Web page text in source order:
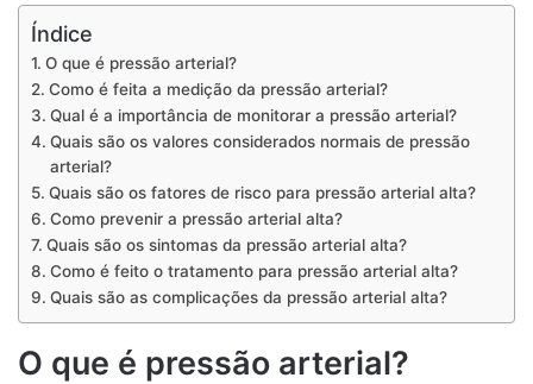
Índice
O que é pressão arterial?
Como é feita a medição da pressão arterial?
Qual é a importância de monitorar a pressão arterial?
Quais são os valores considerados normais de pressão
arterial?
Quais são os fatores de risco para pressão arterial alta?
Como prevenir a pressão arterial alta?
Quais são os sintomas da pressão arterial alta?
Como é feito o tratamento para pressão arterial alta?
Quais são as complicações da pressão arterial alta?
O que é pressão arterial?